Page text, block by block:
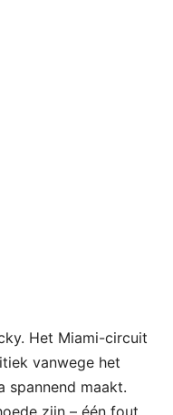
Het Miami-circuit
vanwege het
spannend maakt.
zijn – één fout